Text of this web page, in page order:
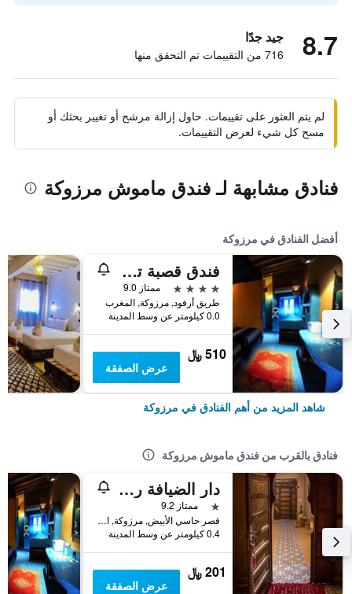
8.7 جيد جدًا
716 من التقييمات تم التحقق منها
لم يتم العثور على تقييمات. حاول إزالة مرشح أو تغيير بحثك أو
مسح كل شيء لعرض التقييمات.
فنادق مشابهة لـ فندق ماموش مرزوكة
أفضل الفنادق في مرزوكة
فندق قصبة تومبوكتو
4 نجوم
ممتاز 9.0
طريق أرفود, مرزوكة, المغرب
0.0 كيلومتر عن وسط المدينة
510 ﷼
عرض الصفقة
شاهد المزيد من أهم الفنادق في مرزوكة
فنادق بالقرب من فندق ماموش مرزوكة
دار الضيافة رياض عمر
نجمة واحدة
ممتاز 9.2
قصر حاسي الأبيض, مرزوكة, المغرب
0.4 كيلومتر عن وسط المدينة
201 ﷼
عرض الصفقة